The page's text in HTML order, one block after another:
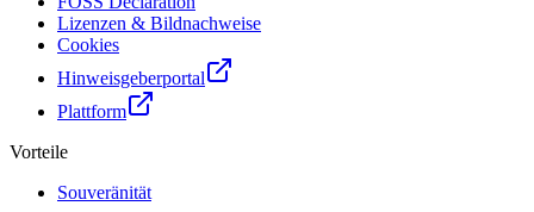
Lizenzen & Bildnachweise
Cookies
Hinweisgeberportal
Plattform
Vorteile
Souveränität